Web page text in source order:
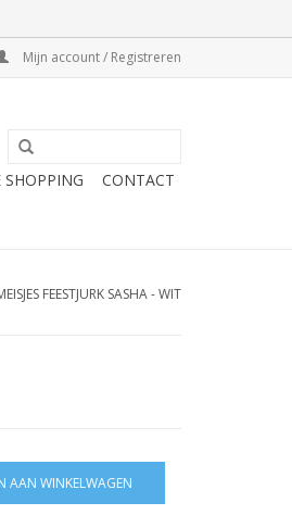
Mijn account / Registreren
SHOPPING CONTACT
FEESTJURK SASHA - WIT
AAN WINKELWAGEN